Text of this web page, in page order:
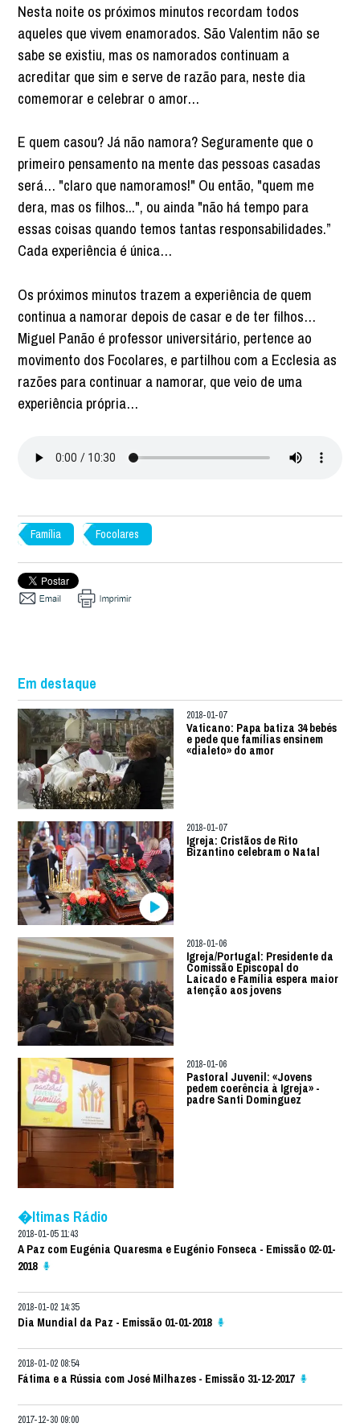
Nesta noite os próximos minutos recordam todos
aqueles que vivem enamorados. São Valentim não se
sabe se existiu, mas os namorados continuam a
acreditar que sim e serve de razão para, neste dia
comemorar e celebrar o amor…
E quem casou? Já não namora? Seguramente que o
primeiro pensamento na mente das pessoas casadas
será… "claro que namoramos!" Ou então, "quem me
dera, mas os filhos...", ou ainda "não há tempo para
essas coisas quando temos tantas responsabilidades.”
Cada experiência é única…
Os próximos minutos trazem a experiência de quem
continua a namorar depois de casar e de ter filhos…
Miguel Panão é professor universitário, pertence ao
movimento dos Focolares, e partilhou com a Ecclesia as
razões para continuar a namorar, que veio de uma
experiência própria…
Família Focolares
Em destaque
2018-01-07
Vaticano: Papa batiza 34 bebés
e pede que famílias ensinem
«dialeto» do amor
2018-01-07
Igreja: Cristãos de Rito
Bizantino celebram o Natal
2018-01-06
Igreja/Portugal: Presidente da
Comissão Episcopal do
Laicado e Família espera maior
atenção aos jovens
2018-01-06
Pastoral Juvenil: «Jovens
pedem coerência à Igreja» -
padre Santi Dominguez
�ltimas Rádio
2018-01-05 11:43
A Paz com Eugénia Quaresma e Eugénio Fonseca - Emissão 02-01-
2018
2018-01-02 14:35
Dia Mundial da Paz - Emissão 01-01-2018
2018-01-02 08:54
Fátima e a Rússia com José Milhazes - Emissão 31-12-2017
2017-12-30 09:00